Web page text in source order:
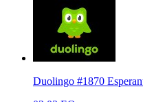
Duolingo #1870